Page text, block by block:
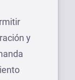
y